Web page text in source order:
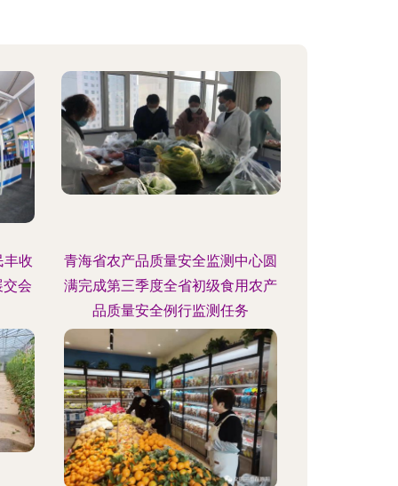
丰收
交会
青海省农产品质量安全监测中心圆
满完成第三季度全省初级食用农产
品质量安全例行监测任务